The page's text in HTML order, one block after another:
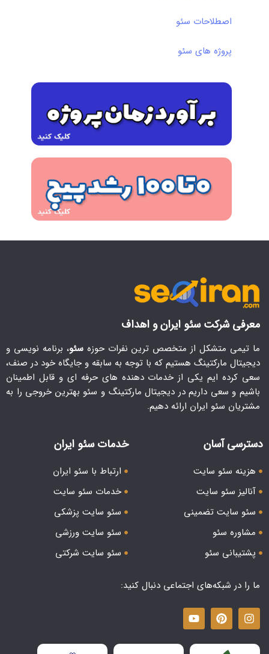
اصطلاحات سئو
پروژه های سئو
معرفی شرکت سئو ایران و اهداف
ما تیمی متشکل از متخصص ترین نفرات حوزه سئو، برنامه نویسی و
دیجیتال مارکتینگ هستیم که با توجه به سابقه و جایگاه خود در صنف،
سعی کرده ایم یکی از خدمات دهنده های حرفه ای و قابل اطمینان
باشیم و سعی داریم در دیجیتال مارکتینگ و سئو بهترین خروجی را به
مشتریان سئو ایران ارائه دهیم.
دسترسی آسان
هزینه سئو سایت
آنالیز سئو سایت
سئو سایت تضمینی
مشاوره سئو
پشتیبانی سئو
خدمات سئو ایران
ارتباط با سئو ایران
خدمات سئو سایت
سئو سایت پزشکی
سئو سایت ورزشی
سئو سایت شرکتی
ما را در شبکه‌های اجتماعی دنبال کنید: